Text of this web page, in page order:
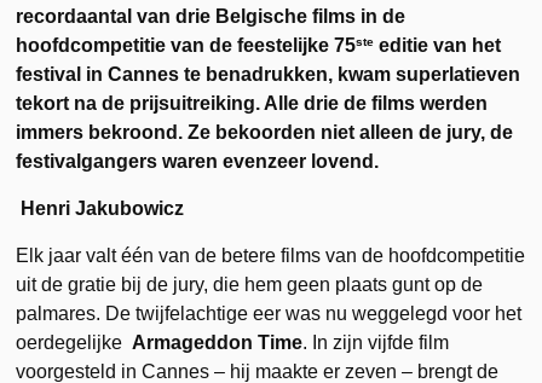
recordaantal van drie Belgische films in de
hoofdcompetitie van de feestelijke 75ste editie van het
festival in Cannes te benadrukken, kwam superlatieven
tekort na de prijsuitreiking. Alle drie de films werden
immers bekroond. Ze bekoorden niet alleen de jury, de
festivalgangers waren evenzeer lovend.
Henri Jakubowicz
Elk jaar valt één van de betere films van de hoofdcompetitie
uit de gratie bij de jury, die hem geen plaats gunt op de
palmares. De twijfelachtige eer was nu weggelegd voor het
oerdegelijkeArmageddon Time. In zijn vijfde film
voorgesteld in Cannes – hij maakte er zeven – brengt de